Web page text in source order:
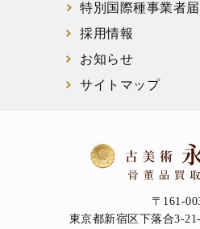
特別国際種事業者届
採用情報
お知らせ
サイトマップ
〒161-
東京都新宿区下落合3-